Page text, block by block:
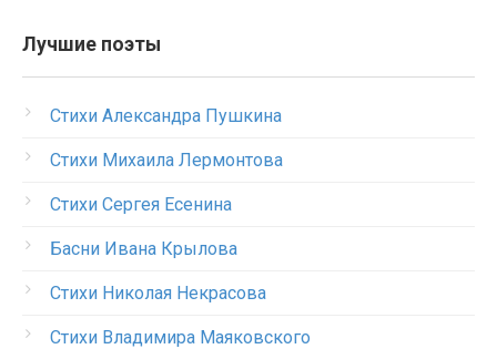
Лучшие поэты
Стихи Александра Пушкина
Стихи Михаила Лермонтова
Стихи Сергея Есенина
Басни Ивана Крылова
Стихи Николая Некрасова
Стихи Владимира Маяковского